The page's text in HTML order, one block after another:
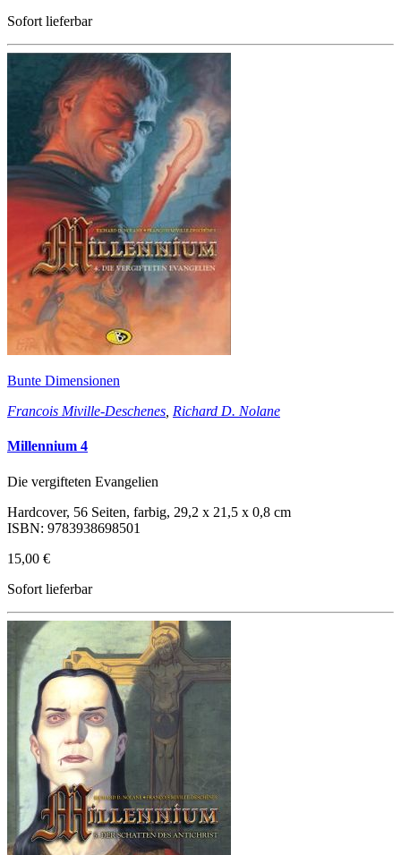
Sofort lieferbar
Bunte Dimensionen
Francois Miville-Deschenes Richard D. Nolane
Millennium 4
Die vergifteten Evangelien
Hardcover, 56 Seiten, farbig, 29,2 x 21,5 x 0,8 cm
ISBN: 9783938698501
15,00 €
Sofort lieferbar